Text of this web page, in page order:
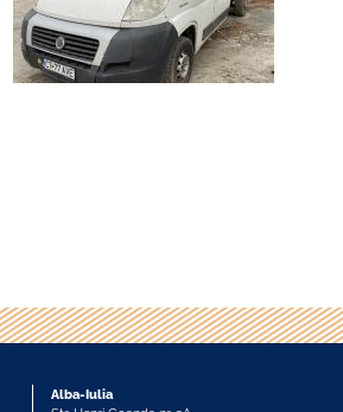
Alba-Iulia